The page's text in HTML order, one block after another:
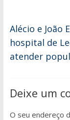
Alécio e João
hospital de
atender
Deixe um
O seu endereço